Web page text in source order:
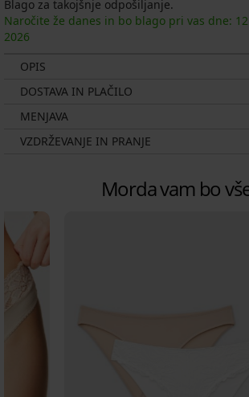
Blago za takojšnje odpošiljanje.
Naročite že danes in bo blago pri vas dne:
2026
OPIS
DOSTAVA IN PLAČILO
MENJAVA
VZDRŽEVANJE IN PRANJE
Morda vam bo